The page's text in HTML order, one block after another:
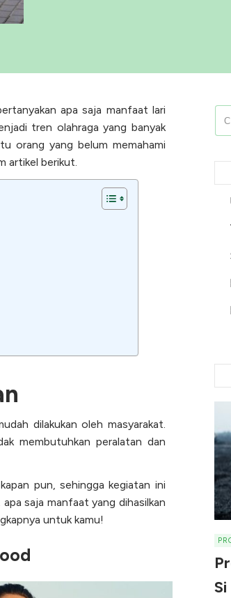
apa saja manfaat lari
tren olahraga yang banyak
orang yang belum memahami
artikel berikut.
dilakukan oleh masyarakat.
membutuhkan peralatan dan
pun, sehingga kegiatan ini
apa saja manfaat yang dihasilkan
untuk kamu!